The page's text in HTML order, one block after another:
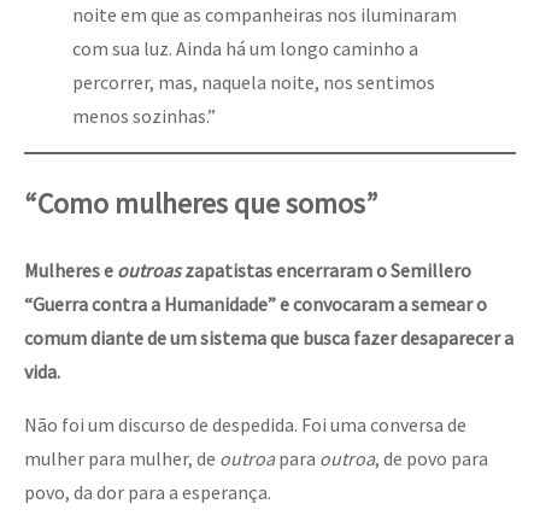
noite em que as companheiras nos iluminaram
com sua luz. Ainda há um longo caminho a
percorrer, mas, naquela noite, nos sentimos
menos sozinhas.”
“Como mulheres que somos”
Mulheres e outroaszapatistas encerraram o Semillero
“Guerra contra a Humanidade” e convocaram a semear o
comum diante de um sistema que busca fazer desaparecer a
vida.
Não foi um discurso de despedida. Foi uma conversa de
mulher para mulher, de outroapara outroa, de povo para
povo, da dor para a esperança.